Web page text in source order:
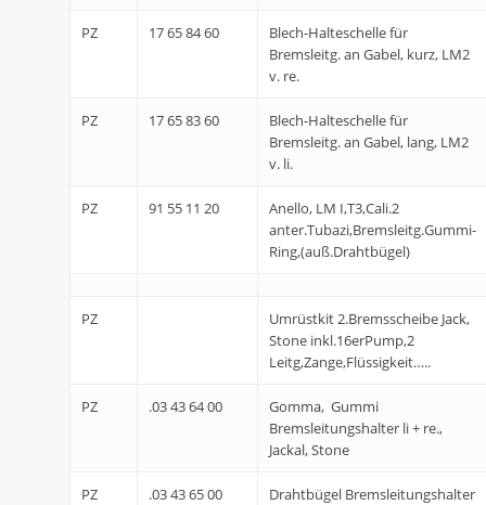
PZ 17 65 84 60
Blech-Halteschelle für
Bremsleitg. an Gabel, kurz, LM2
v. re.
PZ 17 65 83 60
Blech-Halteschelle für
Bremsleitg. an Gabel, lang, LM2
v. li.
PZ 91 55 11 20
Anello, LM I,T3,Cali.2
anter.Tubazi,Bremsleitg.Gummi-
Ring,(auß.Drahtbügel)
PZ
Umrüstkit 2.Bremsscheibe Jack,
Stone inkl.16erPump,2
Leitg,Zange,Flüssigkeit…..
PZ .03 43 64 00
Gomma, Gummi
Bremsleitungshalter li + re.,
Jackal, Stone
PZ .03 43 65 00 Drahtbügel Bremsleitungshalter